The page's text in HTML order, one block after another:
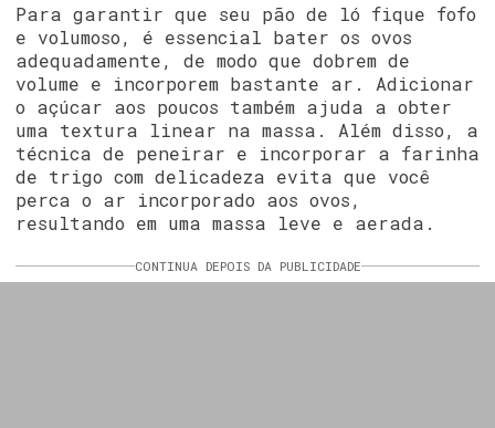
Para garantir que seu pão de ló fique fofo
e volumoso, é essencial bater os ovos
adequadamente, de modo que dobrem de
volume e incorporem bastante ar. Adicionar
o açúcar aos poucos também ajuda a obter
uma textura linear na massa. Além disso, a
técnica de peneirar e incorporar a farinha
de trigo com delicadeza evita que você
perca o ar incorporado aos ovos,
resultando em uma massa leve e aerada.
CONTINUA DEPOIS DA PUBLICIDADE